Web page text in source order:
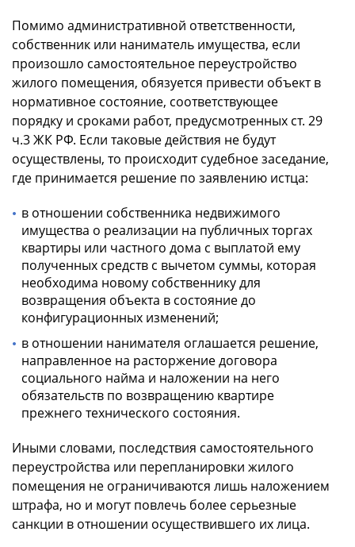
Помимо административной ответственности,
собственник или наниматель имущества, если
произошло самостоятельное переустройство
жилого помещения, обязуется привести объект в
нормативное состояние, соответствующее
порядку и сроками работ, предусмотренных ст. 29
ч.3 ЖК РФ. Если таковые действия не будут
осуществлены, то происходит судебное заседание,
где принимается решение по заявлению истца:
в отношении собственника недвижимого
имущества о реализации на публичных торгах
квартиры или частного дома с выплатой ему
полученных средств с вычетом суммы, которая
необходима новому собственнику для
возвращения объекта в состояние до
конфигурационных изменений;
в отношении нанимателя оглашается решение,
направленное на расторжение договора
социального найма и наложении на него
обязательств по возвращению квартире
прежнего технического состояния.
Иными словами, последствия самостоятельного
переустройства или перепланировки жилого
помещения не ограничиваются лишь наложением
штрафа, но и могут повлечь более серьезные
санкции в отношении осуществившего их лица.